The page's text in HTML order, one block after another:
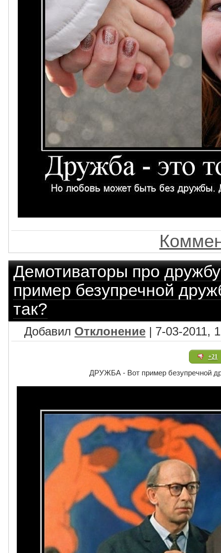
Демотиваторы про дружбу
пример безупречной
так?
Добавил Отклонение | 7-03-2011,
+21
ДРУЖБА - Вот пример безупречной